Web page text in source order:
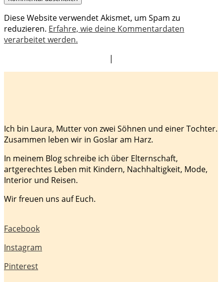
Diese Website verwendet Akismet, um Spam zu
reduzieren. Erfahre, wie deine Kommentardaten
verarbeitet werden.
|
Ich bin Laura, Mutter von zwei Söhnen und einer Tochter.
Zusammen leben wir in Goslar am Harz.
In meinem Blog schreibe ich über Elternschaft,
artgerechtes Leben mit Kindern, Nachhaltigkeit, Mode,
Interior und Reisen.
Wir freuen uns auf Euch.
Facebook
Instagram
Pinterest